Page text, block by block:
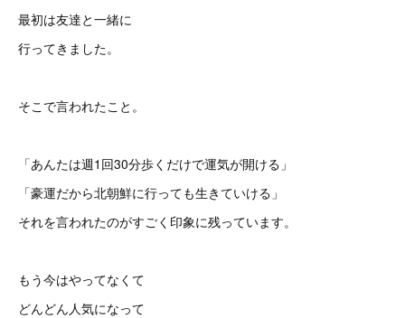
最初は友達と一緒に
行ってきました。
そこで言われたこと。
「あんたは週1回30分歩くだけで運気が開ける」
「豪運だから北朝鮮に行っても生きていける」
それを言われたのがすごく印象に残っています。
もう今はやってなくて
どんどん人気になって